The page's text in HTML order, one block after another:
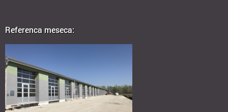
Referenca meseca: